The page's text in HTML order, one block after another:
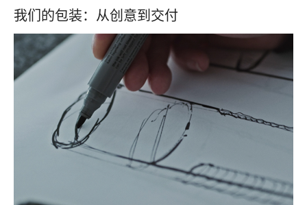
我们的包装：从创意到交付